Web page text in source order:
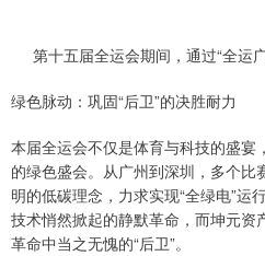
第十五届全运会期间，通过“全运
绿色脉动：巩固“后卫”的决胜耐力
本届全运会不仅是体育与科技的盛宴
的绿色盛会。从广州到深圳，多个
明的低碳理念，力求实现“全绿电”运
技术悄然掀起的静默革命，而坤元资
革命中当之无愧的“后卫”。